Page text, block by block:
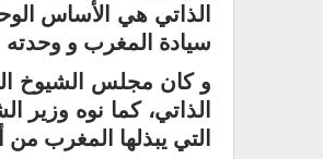
الذاتي هي الأساس
سيادة المغرب و وحدته
و كان مجلس الشيوخ
الذاتي، كما نوه وزير
التي يبذلها المغرب